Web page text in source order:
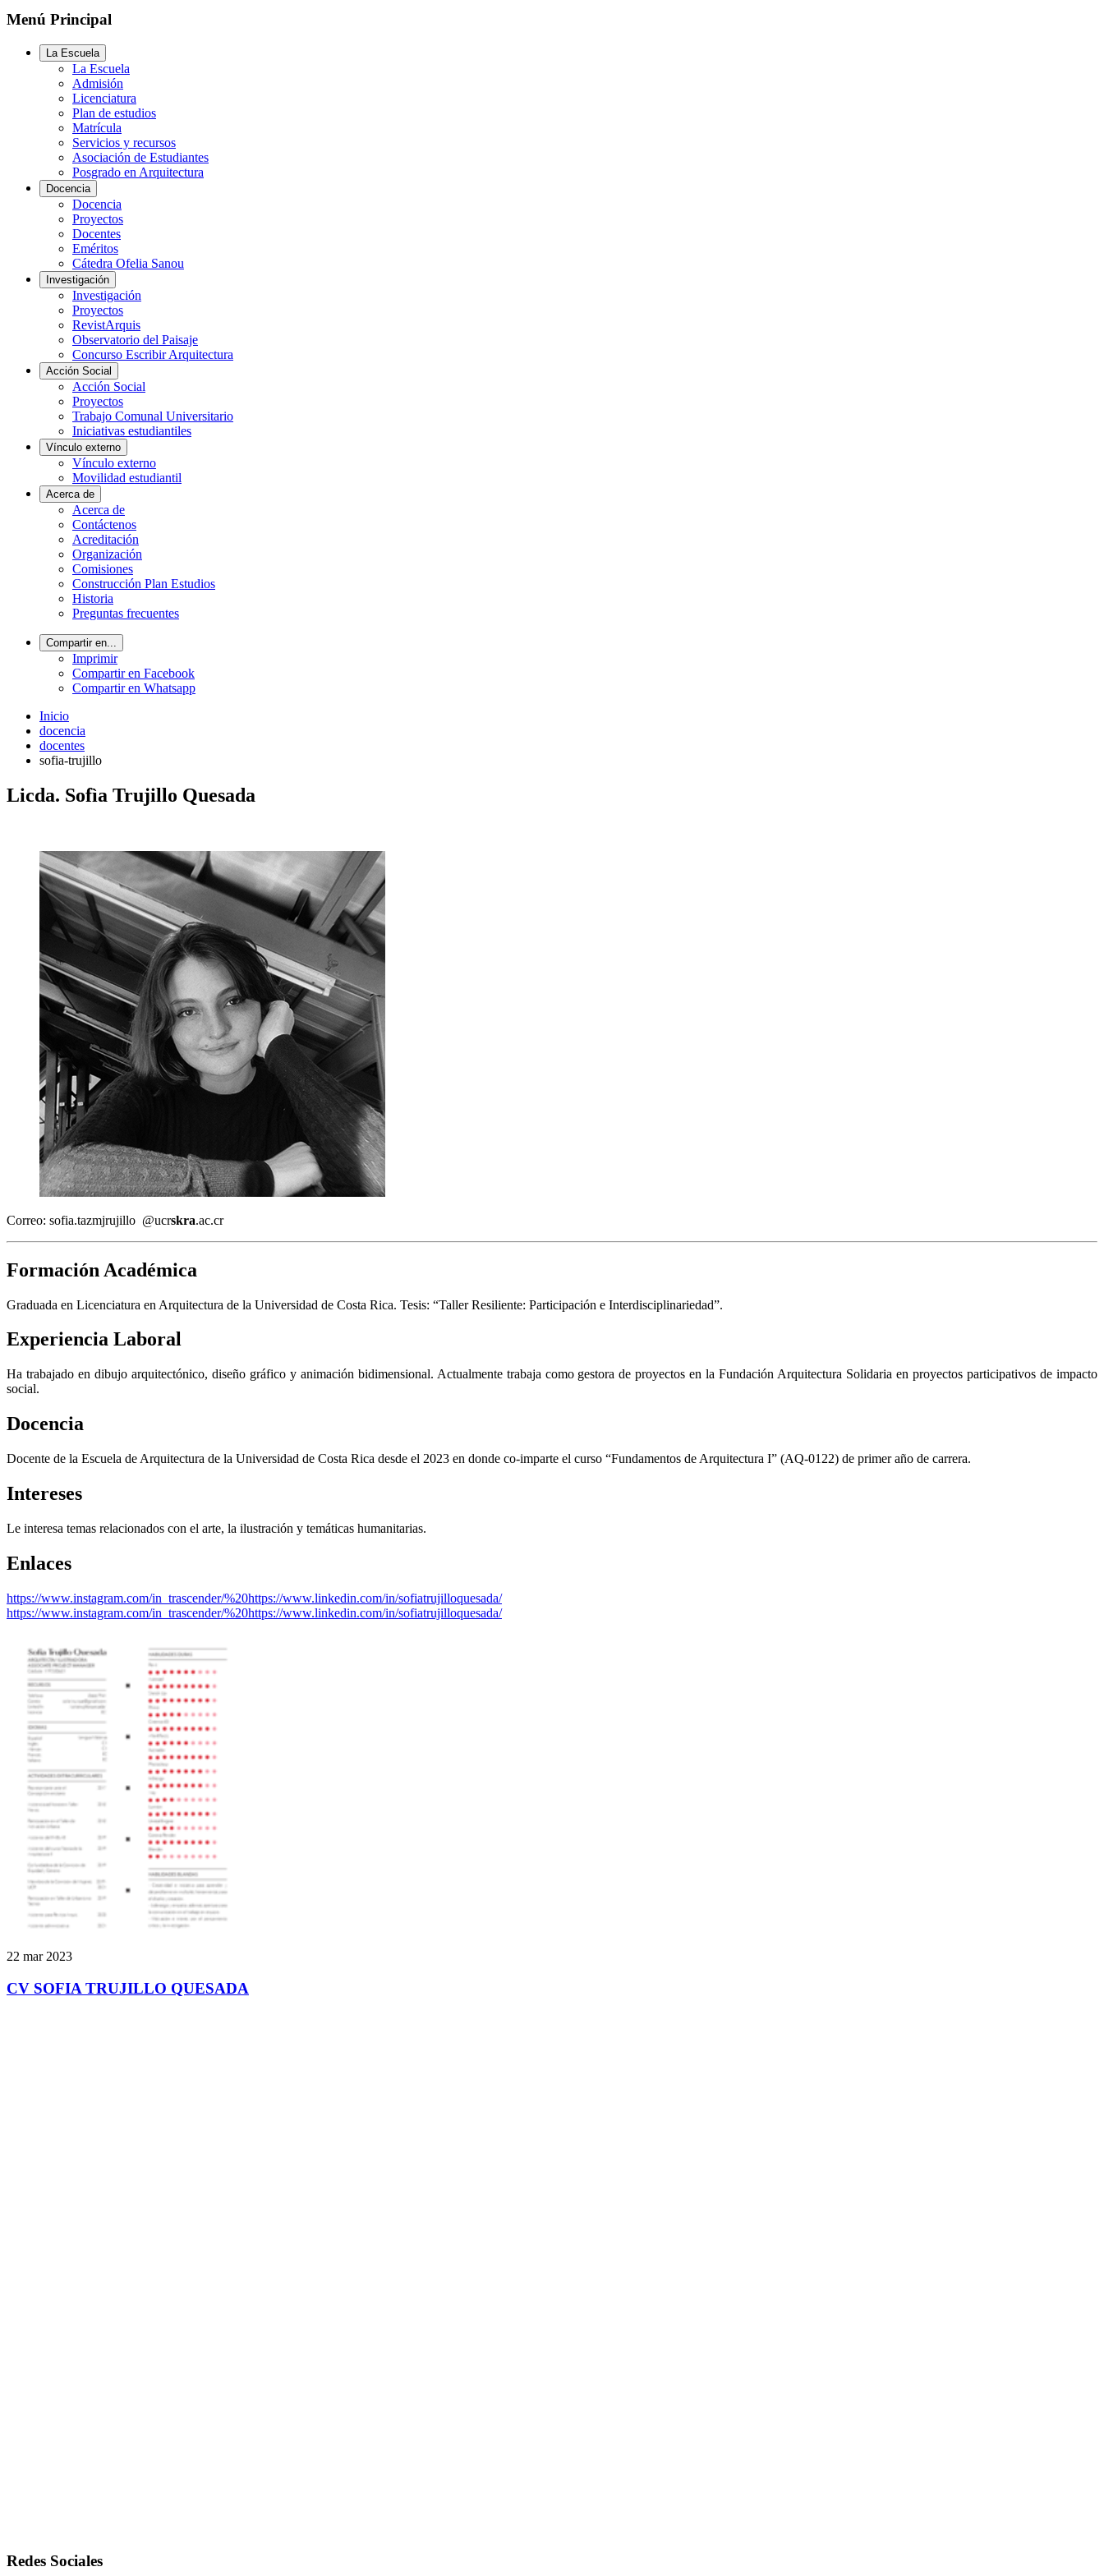
Menú Principal
La Escuela
La Escuela
Admisión
Licenciatura
Plan de estudios
Matrícula
Servicios y recursos
Asociación de Estudiantes
Posgrado en Arquitectura
Docencia
Docencia
Proyectos
Docentes
Eméritos
Cátedra Ofelia Sanou
Investigación
Investigación
Proyectos
RevistArquis
Observatorio del Paisaje
Concurso Escribir Arquitectura
Acción Social
Acción Social
Proyectos
Trabajo Comunal Universitario
Iniciativas estudiantiles
Vínculo externo
Vínculo externo
Movilidad estudiantil
Acerca de
Acerca de
Contáctenos
Acreditación
Organización
Comisiones
Construcción Plan Estudios
Historia
Preguntas frecuentes
Compartir en...
Imprimir
Compartir en Facebook
Compartir en Whatsapp
Inicio
docencia
docentes
sofia-trujillo
Licda. Sofìa Trujillo Quesada
Correo: sofia.tazmjrujillo @ucrskra.ac.cr
Formación Académica
Graduada en Licenciatura en Arquitectura de la Universidad de Costa Rica. Tesis: “Taller Resiliente: Participación e Interdisciplinariedad”.
Experiencia Laboral
Ha trabajado en dibujo arquitectónico, diseño gráfico y animación bidimensional. Actualmente trabaja como gestora de proyectos en la Fundación Arquitectura Solidaria en proyectos participativos de impacto
social.
Docencia
Docente de la Escuela de Arquitectura de la Universidad de Costa Rica desde el 2023 en donde co-imparte el curso “Fundamentos de Arquitectura I” (AQ-0122) de primer año de carrera.
Intereses
Le interesa temas relacionados con el arte, la ilustración y temáticas humanitarias.
Enlaces
https://www.instagram.com/in_trascender/%20https://www.linkedin.com/in/sofiatrujilloquesada/
https://www.instagram.com/in_trascender/%20https://www.linkedin.com/in/sofiatrujilloquesada/
22 mar 2023
CV SOFIA TRUJILLO QUESADA
Redes Sociales